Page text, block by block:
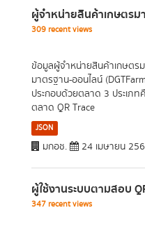
ผู้จำหน่ายสินค้าเกษตรม
309 recent views
ข้อมูลผู้จำหน่ายสินค้าเกษตร
มาตรฐาน-ออนไลน์
ประกอบด้วยตลาด 3 ประเภ
ตลาด QR Trace
JSON
มกอช. 24 เมษายน
ผู้ใช้งานระบบตามสอบ
347 recent views